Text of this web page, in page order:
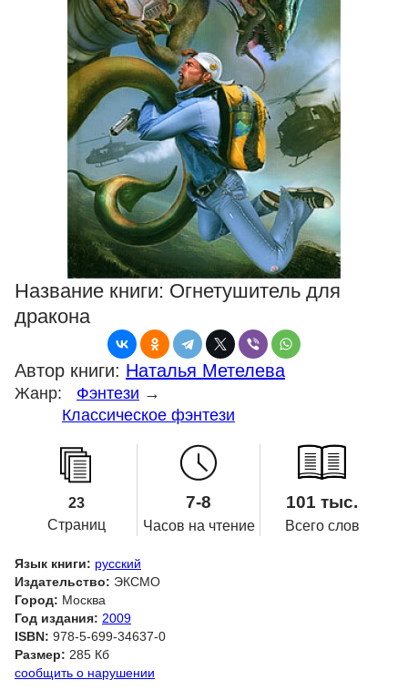
Название книги: Огнетушитель для
дракона
Автор книги: Наталья Метелева
Жанр: Фэнтези →
Классическое фэнтези
23
Страниц
7-8
Часов на чтение
101 тыс.
Всего слов
Язык книги: русский
Издательство: ЭКСМО
Город: Москва
Год издания: 2009
ISBN: 978-5-699-34637-0
Размер: 285 Кб
сообщить о нарушении